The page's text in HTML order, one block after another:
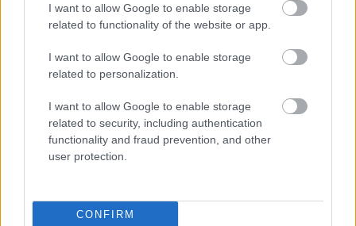
I want to allow Google to enable storage
related to functionality of the website or app.
I want to allow Google to enable storage
related to personalization.
I want to allow Google to enable storage
related to security, including authentication
functionality and fraud prevention, and other
user protection.
CONFIRM
Cádiz – Mallorca: las posibles alineaciones
21. abril 2024 Por Jesus Gallo